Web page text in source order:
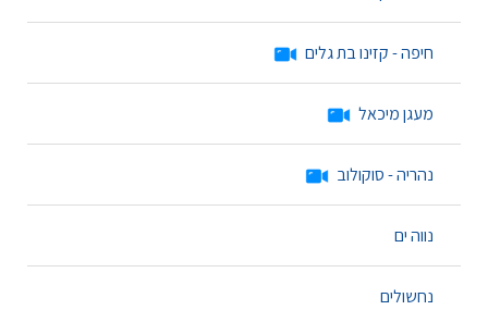
חיפה - קזינו בת גלים
מעגן מיכאל
נהריה - סוקולוב
נווה ים
נחשולים